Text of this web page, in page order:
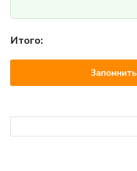
Итого:
Запомнить